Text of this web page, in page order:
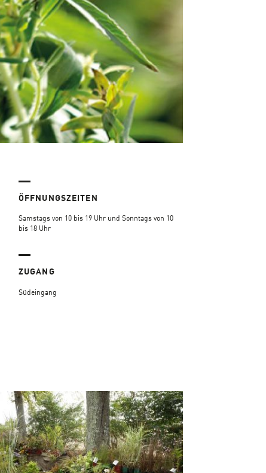
ÖFFNUNGSZEITEN
Samstags von 10 bis 19 Uhr und Sonntags von 10
bis 18 Uhr
ZUGANG
Südeingang